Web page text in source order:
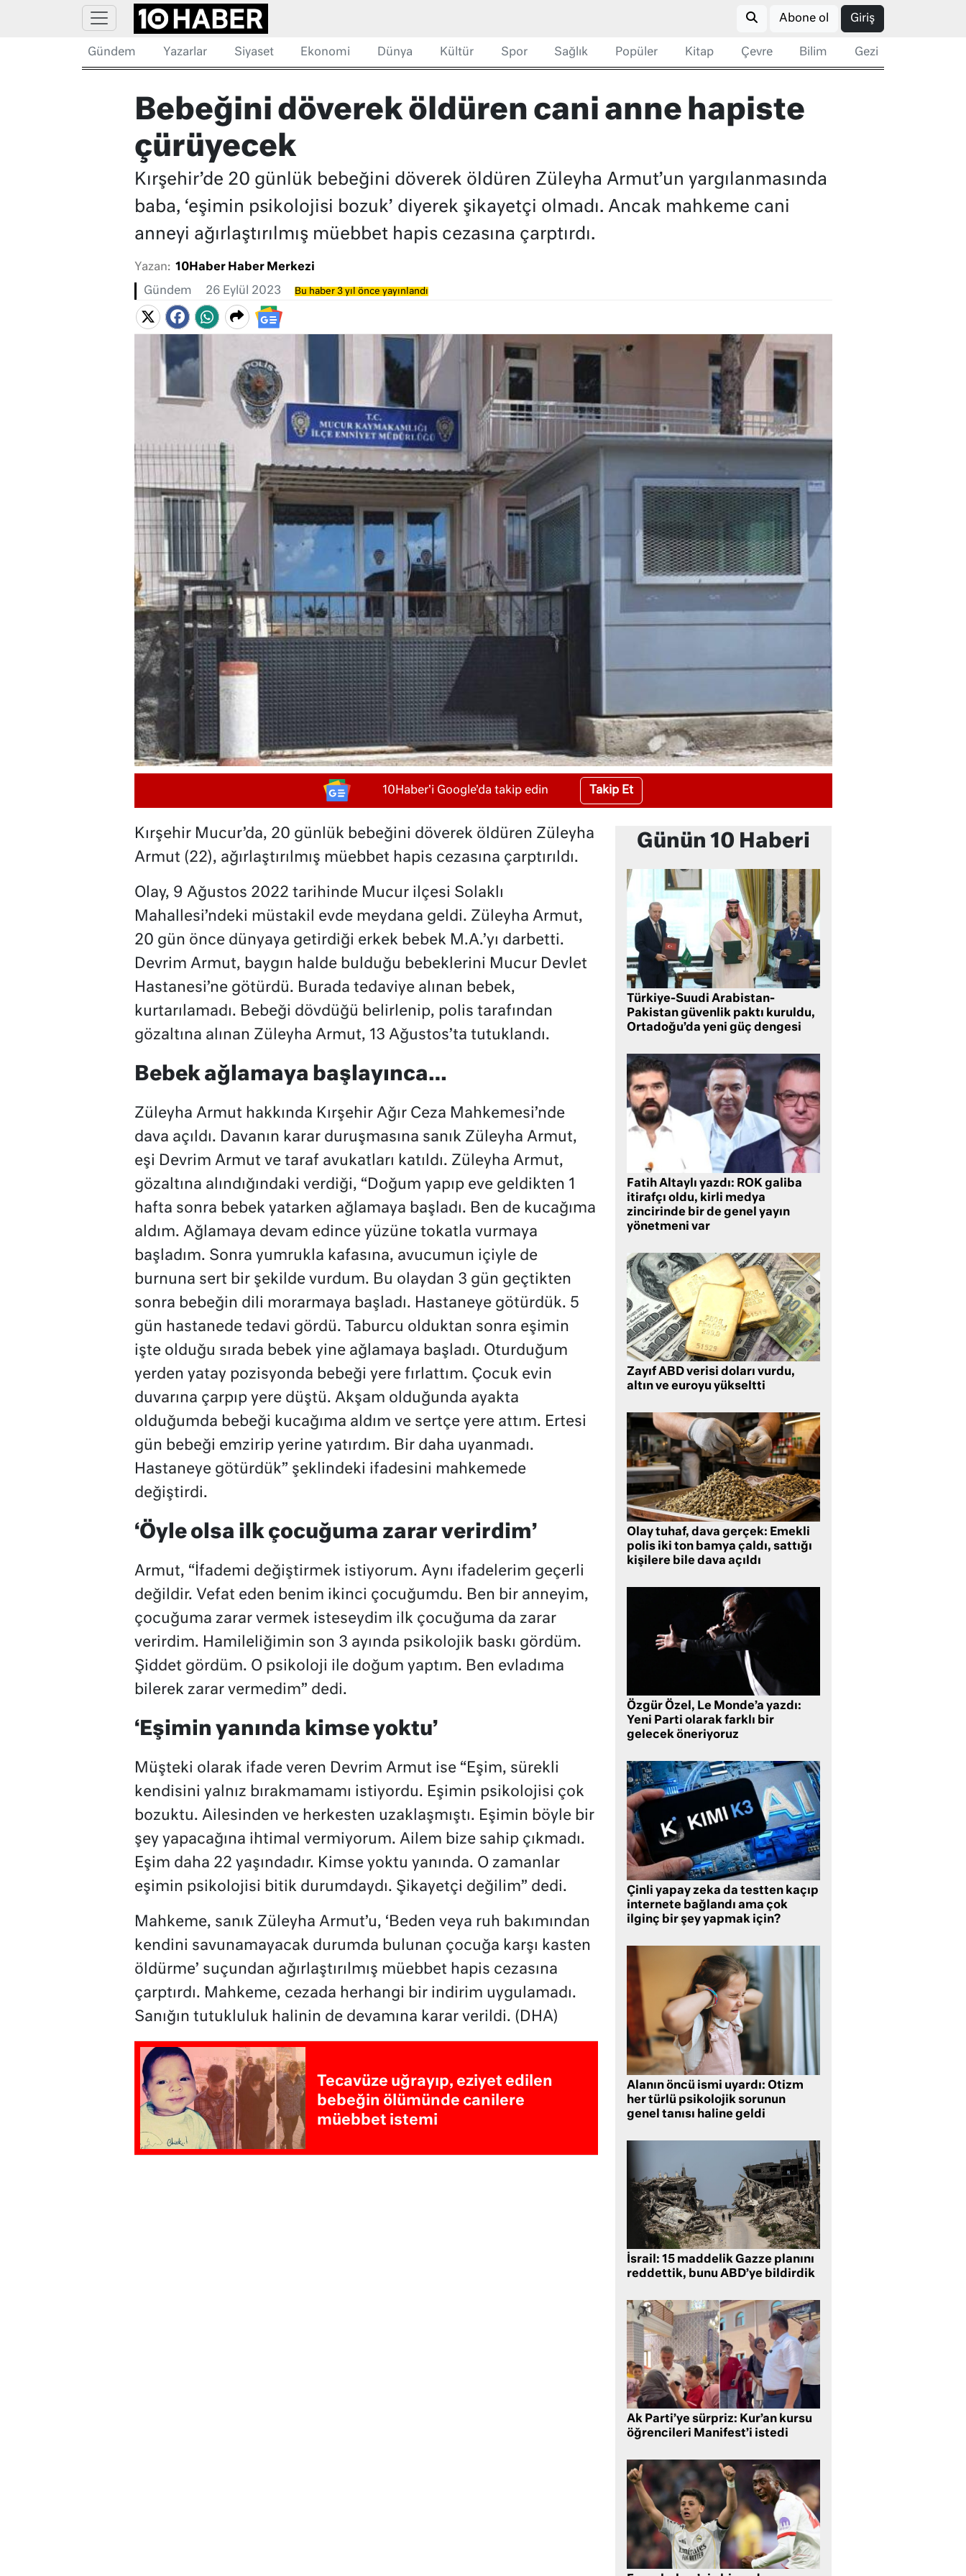
Abone ol Giriş
Gündem Yazarlar Siyaset Ekonomi Dünya Kültür Spor Sağlık Popüler Kitap Çevre Bilim Gezi
Bebeğini döverek öldüren cani anne hapiste
çürüyecek
Kırşehir’de 20 günlük bebeğini döverek öldüren Züleyha Armut’un yargılanmasında
baba, ‘eşimin psikolojisi bozuk’ diyerek şikayetçi olmadı. Ancak mahkeme cani
anneyi ağırlaştırılmış müebbet hapis cezasına çarptırdı.
Yazan: 10Haber Haber Merkezi
Gündem 26 Eylül 2023 Bu haber 3 yıl önce yayınlandı
10Haber'i Google'da takip edin Takip Et
Kırşehir Mucur’da, 20 günlük bebeğini döverek öldüren Züleyha
Armut (22), ağırlaştırılmış müebbet hapis cezasına çarptırıldı.
Olay, 9 Ağustos 2022 tarihinde Mucur ilçesi Solaklı
Mahallesi’ndeki müstakil evde meydana geldi. Züleyha Armut,
20 gün önce dünyaya getirdiği erkek bebek M.A.’yı darbetti.
Devrim Armut, baygın halde bulduğu bebeklerini Mucur Devlet
Hastanesi’ne götürdü. Burada tedaviye alınan bebek,
kurtarılamadı. Bebeği dövdüğü belirlenip, polis tarafından
gözaltına alınan Züleyha Armut, 13 Ağustos’ta tutuklandı.
Bebek ağlamaya başlayınca…
Züleyha Armut hakkında Kırşehir Ağır Ceza Mahkemesi’nde
dava açıldı. Davanın karar duruşmasına sanık Züleyha Armut,
eşi Devrim Armut ve taraf avukatları katıldı. Züleyha Armut,
gözaltına alındığındaki verdiği, “Doğum yapıp eve geldikten 1
hafta sonra bebek yatarken ağlamaya başladı. Ben de kucağıma
aldım. Ağlamaya devam edince yüzüne tokatla vurmaya
başladım. Sonra yumrukla kafasına, avucumun içiyle de
burnuna sert bir şekilde vurdum. Bu olaydan 3 gün geçtikten
sonra bebeğin dili morarmaya başladı. Hastaneye götürdük. 5
gün hastanede tedavi gördü. Taburcu olduktan sonra eşimin
işte olduğu sırada bebek yine ağlamaya başladı. Oturduğum
yerden yatay pozisyonda bebeği yere fırlattım. Çocuk evin
duvarına çarpıp yere düştü. Akşam olduğunda ayakta
olduğumda bebeği kucağıma aldım ve sertçe yere attım. Ertesi
gün bebeği emzirip yerine yatırdım. Bir daha uyanmadı.
Hastaneye götürdük” şeklindeki ifadesini mahkemede
değiştirdi.
‘Öyle olsa ilk çocuğuma zarar verirdim’
Armut, “İfademi değiştirmek istiyorum. Aynı ifadelerim geçerli
değildir. Vefat eden benim ikinci çocuğumdu. Ben bir anneyim,
çocuğuma zarar vermek isteseydim ilk çocuğuma da zarar
verirdim. Hamileliğimin son 3 ayında psikolojik baskı gördüm.
Şiddet gördüm. O psikoloji ile doğum yaptım. Ben evladıma
bilerek zarar vermedim” dedi.
‘Eşimin yanında kimse yoktu’
Müşteki olarak ifade veren Devrim Armut ise “Eşim, sürekli
kendisini yalnız bırakmamamı istiyordu. Eşimin psikolojisi çok
bozuktu. Ailesinden ve herkesten uzaklaşmıştı. Eşimin böyle bir
şey yapacağına ihtimal vermiyorum. Ailem bize sahip çıkmadı.
Eşim daha 22 yaşındadır. Kimse yoktu yanında. O zamanlar
eşimin psikolojisi bitik durumdaydı. Şikayetçi değilim” dedi.
Mahkeme, sanık Züleyha Armut’u, ‘Beden veya ruh bakımından
kendini savunamayacak durumda bulunan çocuğa karşı kasten
öldürme’ suçundan ağırlaştırılmış müebbet hapis cezasına
çarptırdı. Mahkeme, cezada herhangi bir indirim uygulamadı.
Sanığın tutukluluk halinin de devamına karar verildi. (DHA)
Tecavüze uğrayıp, eziyet edilen
bebeğin ölümünde canilere
müebbet istemi
Günün 10 Haberi
Türkiye-Suudi Arabistan-
Pakistan güvenlik paktı kuruldu,
Ortadoğu’da yeni güç dengesi
Fatih Altaylı yazdı: ROK galiba
itirafçı oldu, kirli medya
zincirinde bir de genel yayın
yönetmeni var
Zayıf ABD verisi doları vurdu,
altın ve euroyu yükseltti
Olay tuhaf, dava gerçek: Emekli
polis iki ton bamya çaldı, sattığı
kişilere bile dava açıldı
Özgür Özel, Le Monde’a yazdı:
Yeni Parti olarak farklı bir
gelecek öneriyoruz
Çinli yapay zeka da testten kaçıp
internete bağlandı ama çok
ilginç bir şey yapmak için?
Alanın öncü ismi uyardı: Otizm
her türlü psikolojik sorunun
genel tanısı haline geldi
İsrail: 15 maddelik Gazze planını
reddettik, bunu ABD’ye bildirdik
Ak Parti’ye sürpriz: Kur’an kursu
öğrencileri Manifest’i istedi